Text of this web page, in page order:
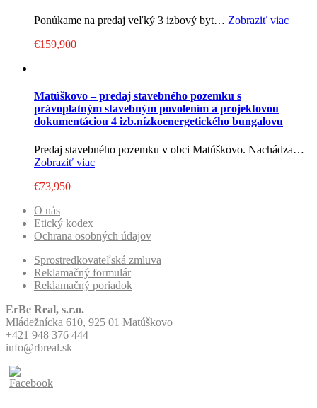
Ponúkame na predaj veľký 3 izbový byt… Zobraziť viac
€159,900
Matúškovo – predaj stavebného pozemku s
právoplatným stavebným povolením a projektovou
dokumentáciou 4 izb.nízkoenergetického bungalovu
Predaj stavebného pozemku v obci Matúškovo. Nachádza…
Zobraziť viac
€73,950
O nás
Etický kodex
Ochrana osobných údajov
Sprostredkovateľská zmluva
Reklamačný formulár
Reklamačný poriadok
ErBe Real, s.r.o.
Mládežnícka 610, 925 01 Matúškovo
+421 948 376 444
info@rbreal.sk
© 2019. Všetky práva vyhradené.